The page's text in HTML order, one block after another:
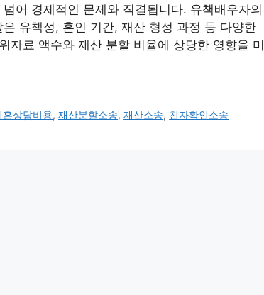
어 경제적인 문제와 직결됩니다. 유책배우자의
유책성, 혼인 기간, 재산 형성 과정 등 다양한
자료 액수와 재산 분할 비율에 상당한 영향을 미
혼상담비용,재산분할소송,재산소송, 친자확인소송